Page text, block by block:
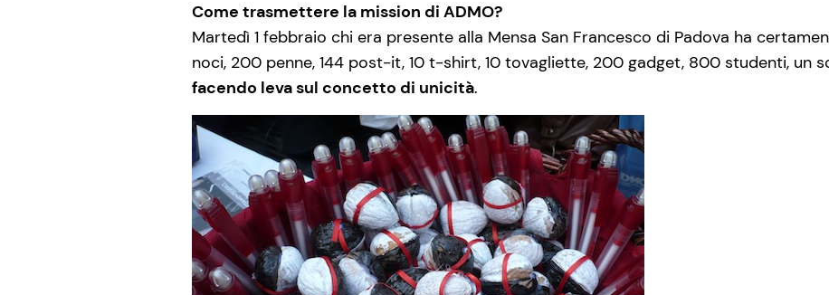
Come trasmettere la mission di ADMO?
Martedì 1 febbraio chi era presente alla Mensa San Francesco di Padova ha
noci, 200 penne, 144 post-it, 10 t-shirt, 10 tovagliette, 200 gadget, 800 studenti, un
facendo leva sul concetto di unicità.